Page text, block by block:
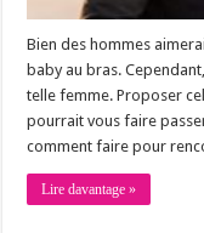
Bien des hommes
baby au bras.
telle femme. Proposer
pourrait vous faire
comment faire pour
Lire davantage »